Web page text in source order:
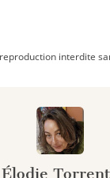
Élodie
interdite